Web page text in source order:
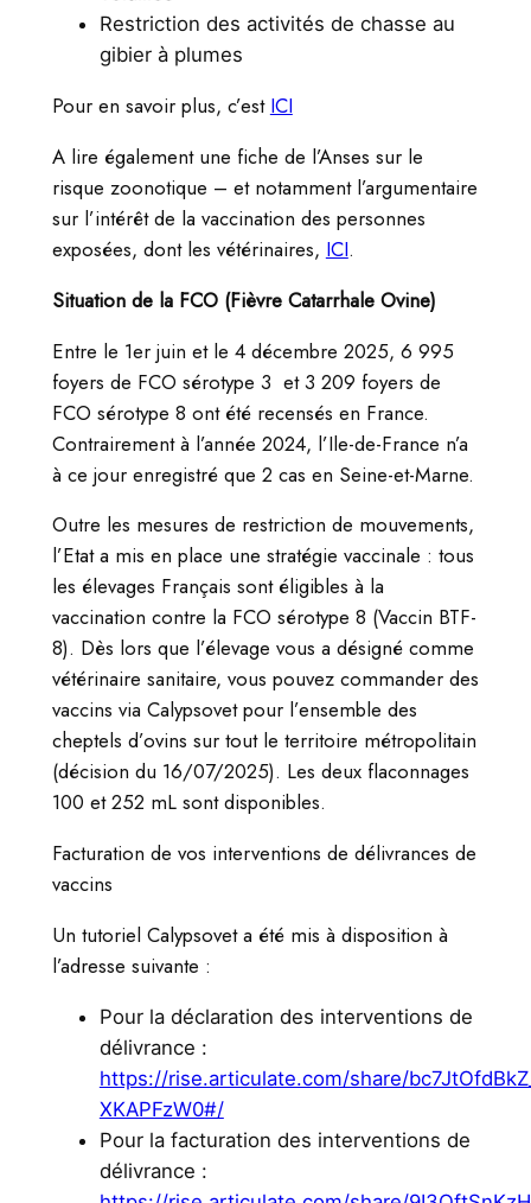
Restriction des activités de chasse au
gibier à plumes
Pour en savoir plus, c’est ICI
A lire également une fiche de l’Anses sur le
risque zoonotique – et notamment l’argumentaire
sur l’intérêt de la vaccination des personnes
exposées, dont les vétérinaires, ICI.
Situation de la FCO (Fièvre Catarrhale Ovine)
Entre le 1er juin et le 4 décembre 2025, 6 995
foyers de FCO sérotype 3 et 3 209 foyers de
FCO sérotype 8 ont été recensés en France.
Contrairement à l’année 2024, l’Ile-de-France n’a
à ce jour enregistré que 2 cas en Seine-et-Marne.
Outre les mesures de restriction de mouvements,
l’Etat a mis en place une stratégie vaccinale : tous
les élevages Français sont éligibles à la
vaccination contre la FCO sérotype 8 (Vaccin BTF-
8). Dès lors que l’élevage vous a désigné comme
vétérinaire sanitaire, vous pouvez commander des
vaccins via Calypsovet pour l’ensemble des
cheptels d’ovins sur tout le territoire métropolitain
(décision du 16/07/2025). Les deux flaconnages
100 et 252 mL sont disponibles.
Facturation de vos interventions de délivrances de
vaccins
Un tutoriel Calypsovet a été mis à disposition à
l’adresse suivante :
Pour la déclaration des interventions de
délivrance :
https://rise.articulate.com/share/
XKAPFzW0#/
Pour la facturation des interventions de
délivrance :